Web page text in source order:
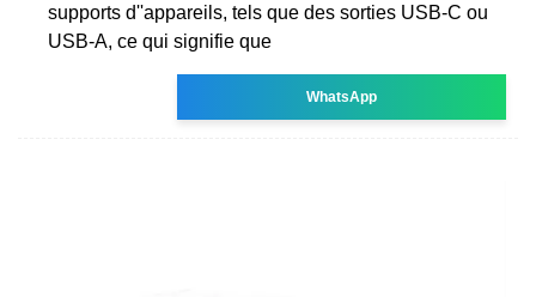
supports d''appareils, tels que des sorties USB-C ou
USB-A, ce qui signifie que
WhatsApp